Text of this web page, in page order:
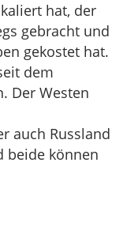
hat, der
gebracht und
gekostet hat.
dem
Der Westen
auch Russland
beide können